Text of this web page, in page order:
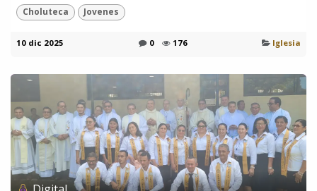
Choluteca Jovenes
10 dic 2025 0 176 Iglesia